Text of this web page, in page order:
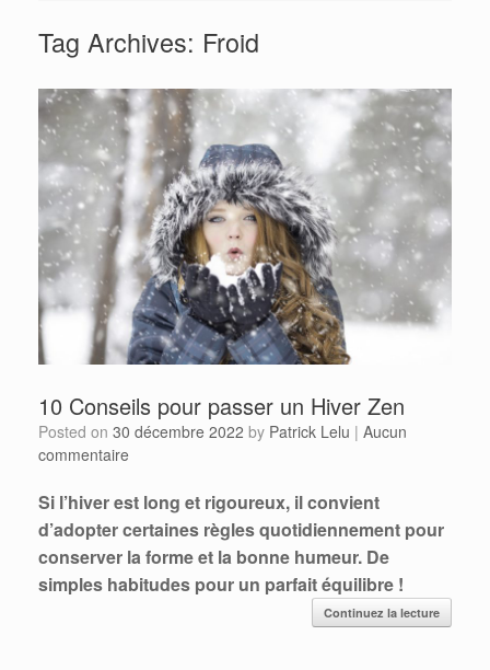
Tag Archives: Froid
10 Conseils pour passer un Hiver Zen
Posted on 30 décembre 2022 by Patrick Lelu | Aucun
commentaire
Si l’hiver est long et rigoureux, il convient
d’adopter certaines règles quotidiennement pour
conserver la forme et la bonne humeur. De
simples habitudes pour un parfait équilibre !
Continuez la lecture